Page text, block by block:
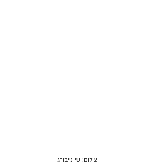
צילום: שי נייבורג